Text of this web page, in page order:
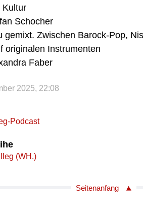
Kultur
Schocher
gemixt. Zwischen Barock-Pop,
originalen Instrumenten
Faber
2025, 22:08
Podcast
(WH.)
Seitenanfang